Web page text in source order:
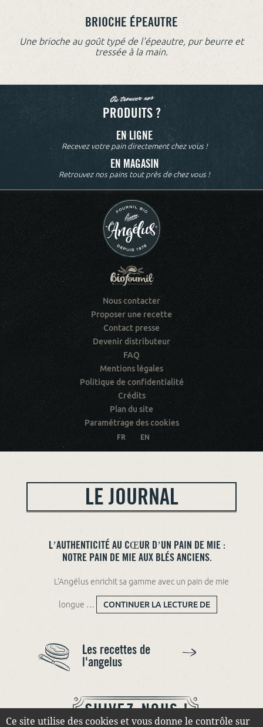
BRIOCHE ÉPEAUTRE
Une brioche au goût typé de l'épeautre, pur beurre et
tressée à la main.
Où trouver nos
PRODUITS ?
EN LIGNE
Recevez votre pain directement chez vous !
EN MAGASIN
Retrouvez nos pains tout près de chez vous !
Nous contacter
Proposer une recette
Contact presse
Devenir distributeur
FAQ
Mentions légales
Politique de confidentialité
Crédits
Plan du site
Paramétrage des cookies
FR EN
LE JOURNAL
L’AUTHENTICITÉ AU CŒUR D’UN PAIN DE MIE :
NOTRE PAIN DE MIE AUX BLÉS ANCIENS.
L’Angélus enrichit sa gamme avec un pain de mie
longue … CONTINUER LA LECTURE DE
L’AUTHENTICITÉ AU CŒUR
ANCIENS.
Les recettes de
l'angelus
Ce site utilise des cookies et vous donne le contrôle sur